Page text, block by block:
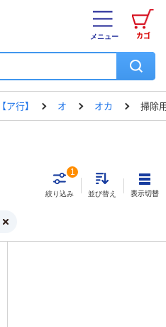
カゴ
メニュー
ア行】 オ オカ 掃除
絞り込み
1
並び替え 表示切替